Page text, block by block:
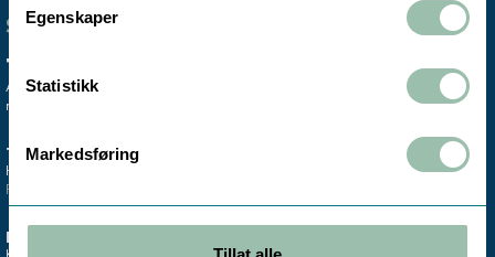
Egenskaper
Statistikk
Markedsføring
SENTRALBORD
+47 72 59 61 00
Avdelingskontorene er koblet til vårt
mobile sentralbord.
TRONDHEIM
Hovedkontor & lager
Finn oss >
ESTLAND
Salgskontor instrumentering